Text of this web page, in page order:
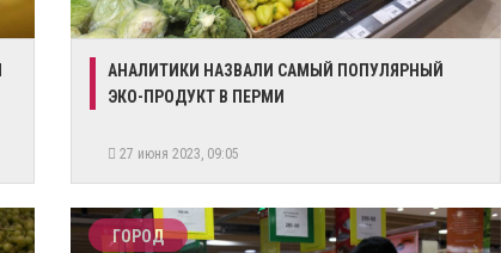
АНАЛИТИКИ НАЗВАЛИ САМЫЙ ПОПУЛЯРНЫЙ
ЭКО-ПРОДУКТ В ПЕРМИ
27 июня 2023, 09:05
ГОРОД